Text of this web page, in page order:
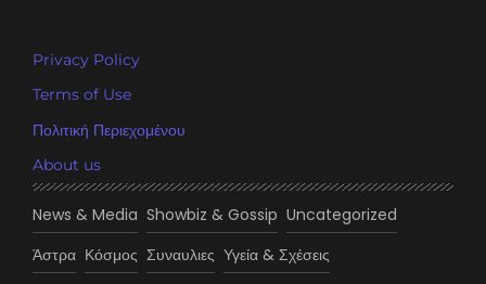
Privacy Policy
Terms of Use
Πολιτική Περιεχομένου
About us
News & Media Showbiz & Gossip Uncategorized
Άστρα Κόσμος Συναυλιες Υγεία & Σχέσεις